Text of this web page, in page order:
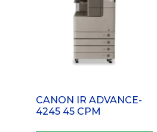
CANON IR ADVANCE-
4245 45 CPM